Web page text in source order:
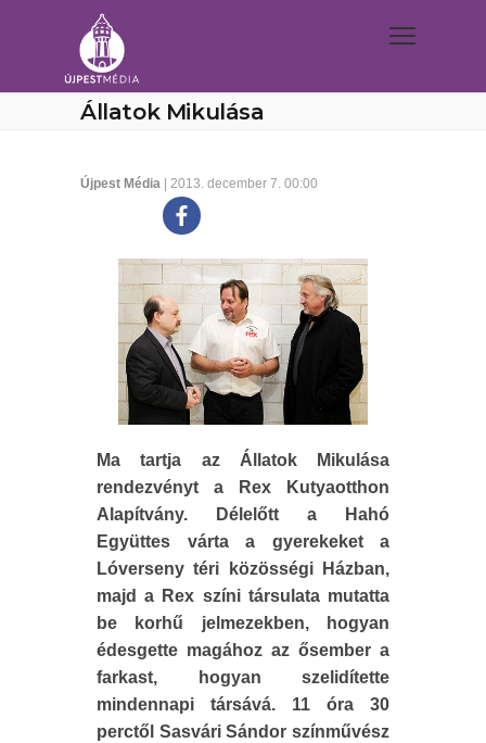
Állatok Mikulása
Újpest Média | 2013. december 7. 00:00
Ma tartja az Állatok Mikulása
rendezvényt a Rex Kutyaotthon
Alapítvány. Délelőtt a Hahó
Együttes várta a gyerekeket a
Lóverseny téri közösségi Házban,
majd a Rex színi társulata mutatta
be korhű jelmezekben, hogyan
édesgette magához az ősember a
farkast, hogyan szelidítette
mindennapi társává. 11 óra 30
perctől Sasvári Sándor színművész